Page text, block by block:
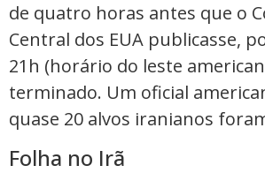
de quatro horas antes que o
Central dos EUA publicasse,
21h (horário do leste
terminado. Um oficial
quase 20 alvos iranianos
Folha no Irã